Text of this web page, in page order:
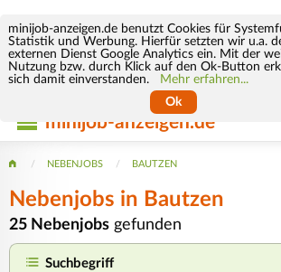
minijob-anzeigen.de benutzt Cookies für
Statistik und Werbung. Hierfür setzten wir u.a.
externen Dienst Google Analytics ein. Mit der
Nutzung bzw. durch Klick auf den Ok-Button
sich damit einverstanden.
Mehr erfahren...
Ok
minijob-anzeigen.de
NEBENJOBS BAUTZEN
Nebenjobs in Bautzen
25 Nebenjobs gefunden
Suchbegriff